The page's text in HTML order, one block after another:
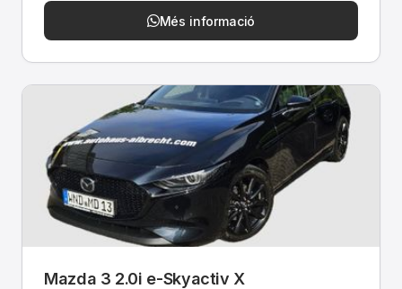
Més informació
Mazda 3 2.0i e-Skyactiv X